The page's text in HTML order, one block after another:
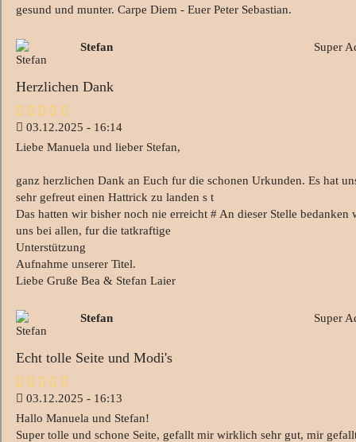
gesund und munter. Carpe Diem - Euer Peter Sebastian.
Stefan Super
Herzlichen Dank
03.12.2025 - 16:14
Liebe Manuela und lieber Stefan,
ganz herzlichen Dank an Euch fur die schonen Urkunden. Es hat
sehr gefreut einen Hattrick zu landen s t
Das hatten wir bisher noch nie erreicht # An dieser Stelle bedanken
uns bei allen, fur die tatkraftige
Unterstützung
Aufnahme unserer Titel.
Liebe Gruße Bea & Stefan Laier
Stefan Super
Echt tolle Seite und Modi's
03.12.2025 - 16:13
Hallo Manuela und Stefan!
Super tolle und schone Seite, gefallt mir wirklich sehr gut, mir